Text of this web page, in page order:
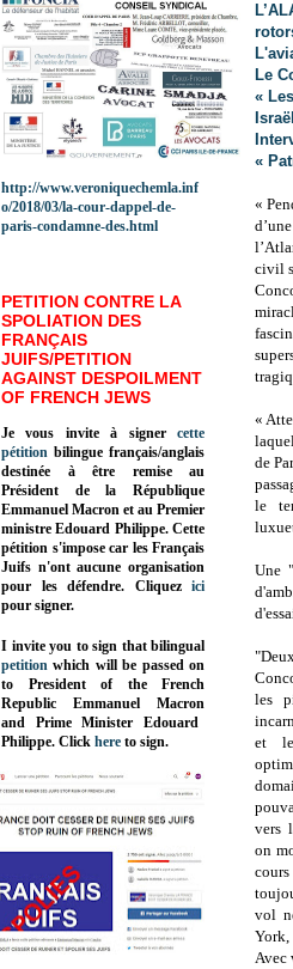
Le
«
«
«
civil
«
de
le
Une
les
et
vers
on
vol
York,
Avec
http://www.veroniquechemla.inf
o/2018/03/la-cour-dappel-de-
paris-condamne-des.html
PETITION CONTRE LA
SPOLIATION DES
FRANÇAIS
JUIFS/PETITION
AGAINST DESPOILMENT
OF FRENCH JEWS
Je vous invite à signer cette
pétition bilingue français/anglais
destinée à être remise au
Président de la République
Emmanuel Macron et au Premier
ministre Edouard Philippe. Cette
pétition s'impose car les Français
Juifs n'ont aucune organisation
pour les défendre. Cliquez
ici
pour signer.
I invite you to sign that bilingual
petition which will be passed on
to President of the French
Republic Emmanuel Macron
and Prime Minister Edouard
Philippe. Click here to sign.